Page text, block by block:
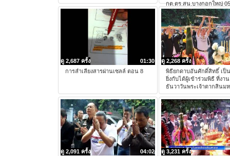
กต.ตร.สน.บางกอกใหญ่ 05
01:30
ดู 2,687 ครั้ง
การลำเลียงสารผ่านเซลล์ ตอน 8
ดู 2,268 ครั้ง
พิธียกดาบอันศักดิ์สิทธิ์ เป็
ยิ่งกับได้ผู้เข้าร่วมพิธี ที่งาน
ธันวาวันพระเจ้าตากสินม
04:02
ดู 2,091 ครั้ง
ดู 3,231 ครั้ง